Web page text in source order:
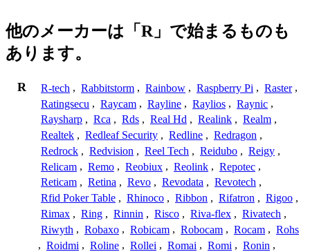
他のメーカーは「R」で始まるものも
あります。
R R-tech , Rabbitstorm , Rainbow , Raspberry Pi , Raster ,
Ratingsecu , Raycam , Rayline , Raylios , Raynic ,
Raysharp , Rca , Rds , Real Hd , Realink , Realm ,
Realtek , Redleaf Security , Redline , Redragon ,
Redrock , Redvision , Reel Tech , Reidubo , Reigy ,
Relicam , Remo , Reobiux , Reolink , Repotec ,
Reticam , Retina , Revo , Revodata , Revotech ,
Rfid Poker Table , Rhinoco , Ribbon , Rifatron , Rigoo ,
Rimax , Ring , Rinnin , Risco , Riva-flex , Rivatech ,
Riwyth , Robaxo , Robicam , Robocam , Rocam , Rohs
, Roidmi , Roline , Rollei , Romai , Romi , Ronin ,